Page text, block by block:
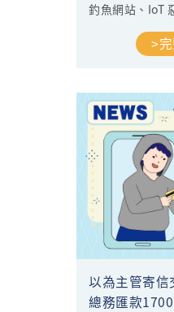
釣魚網站、IoT
站、惡意程式
威脅，為您阻
上網環境。...
>
以為主管寄信
總務匯款